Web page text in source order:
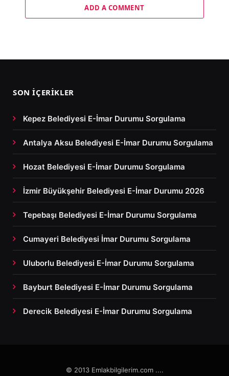
ADD A COMMENT
SON İÇERIKLER
Kepez Belediyesi E-İmar Durumu Sorgulama
Antalya Aksu Belediyesi E-İmar Durumu Sorgulama
Hozat Belediyesi E-İmar Durumu Sorgulama
İzmir Büyükşehir Belediyesi E-İmar Durumu 2026
Tepebaşı Belediyesi E-İmar Durumu Sorgulama
Cumayeri Belediyesi İmar Durumu Sorgulama
Uluborlu Belediyesi E-İmar Durumu Sorgulama
Bayburt Belediyesi E-İmar Durumu Sorgulama
Derecik Belediyesi E-İmar Durumu Sorgulama
© 2013 Emlakbilgilerim.com ....